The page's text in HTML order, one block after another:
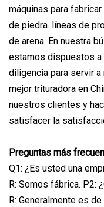
máquinas para
de piedra. líneas de
de arena. En nuestra
estamos dispuestos a
diligencia para servir
mejor trituradora en
nuestros clientes y
satisfacer la
Preguntas más
Q1: ¿Es usted una
R: Somos fábrica. P2:
R: Generalmente es